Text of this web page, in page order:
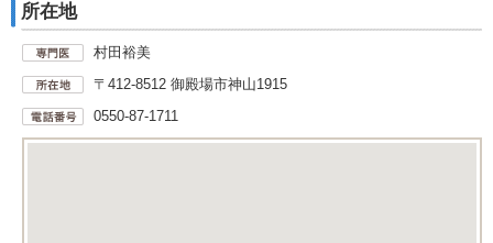
所在地
村田裕美
〒412-8512 御殿場市神山1915
0550-87-1711